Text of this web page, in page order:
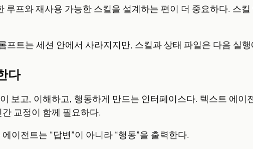
프와 재사용 가능한 스킬을 설계하는 편이 더 중요하다. 스
프트는 세션 안에서 사라지지만, 스킬과 상태 파일은 다음 실
다
고, 이해하고, 행동하게 만드는 인터페이스다. 텍스트 에이
교정이 함께 필요하다.
이전트는 “답변”이 아니라 “행동”을 출력한다.